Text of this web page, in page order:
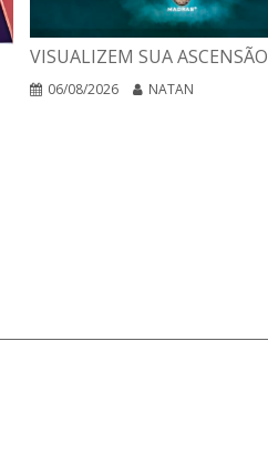
VISUALIZEM SUA ASCENSÃO
06/08/2026 NATAN